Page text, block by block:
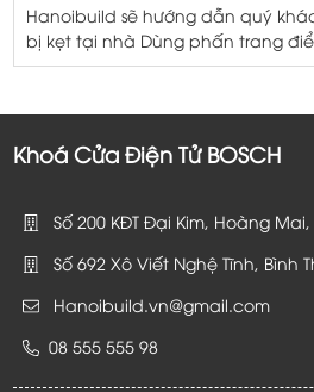
Hanoibuild sẽ hướng dẫn quý
bị kẹt tại nhà Dùng phấn trang
khả năng bôi trơn lẫy khóa bị tắc
bạn mở những ổ khóa bị […]
Khoá Cửa Điện Tử BOSCH
Số 200 KĐT Đại Kim, Hoàng
Số 692 Xô Viết Nghệ Tĩnh, Bình
Hanoibuild.vn@gmail.com
08 555 555 98